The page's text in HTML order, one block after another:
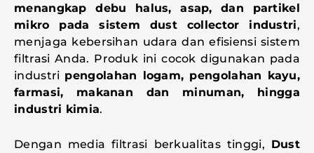
menangkap debu halus, asap, dan partikel
mikro pada sistem dust collector industri,
menjaga kebersihan udara dan efisiensi sistem
filtrasi Anda. Produk ini cocok digunakan pada
industri pengolahan logam, pengolahan kayu,
farmasi, makanan dan minuman, hingga
industri kimia.
Dengan media filtrasi berkualitas tinggi, Dust